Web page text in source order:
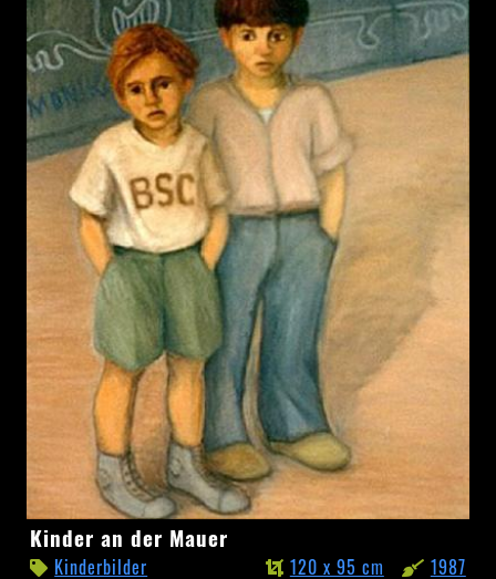
Kinder
an
Kinder an der Mauer
Kinderbilder 1987
120 x 95 cm